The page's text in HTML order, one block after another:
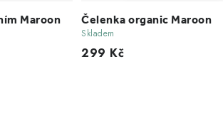
Maroon Čelenka organic Maroon
Skladem
299 Kč